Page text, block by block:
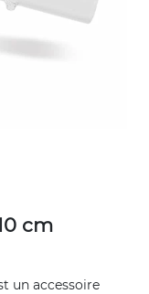
cm
un accessoire